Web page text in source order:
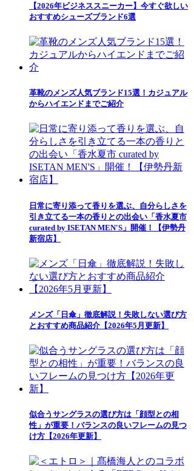
【2026年ビジネススニーカー】今すぐ欲しい
おすすめシューズブランド6選
革靴のメンズ人気ブランド15選！カジュアル
からハイエンドまでご紹介
日常に寄り添って香りを選ぶ、自分らしさを
引き立てる一本の香りとの出会い「香水夏市
curated by ISETAN MEN'S」開催！【伊勢丹
新宿店】
メンズ「日傘」徹底解説！失敗しない選び方
とおすすめ商品紹介【2026年5月更新】
似合うサングラスの選び方は「顔型との相
性」が重要！バランスの良いフレームの見つ
け方【2026年更新】